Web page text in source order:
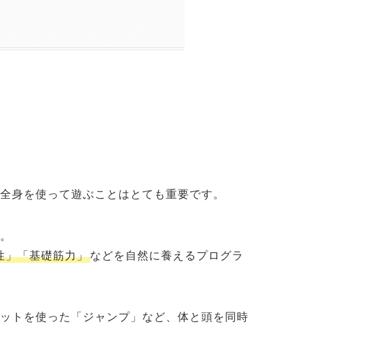
身を使って遊ぶことはとても重要です。
」「基礎筋力」などを自然に養えるプログラ
トを使った「ジャンプ」など、体と頭を同時